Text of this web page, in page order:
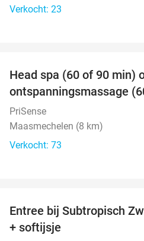
Verkocht: 23
Head spa (60 of 90 min)
ontspanningsmassage
PriSense
Maasmechelen (8 km)
Verkocht: 73
Entree bij Subtropisch
+ softijsje